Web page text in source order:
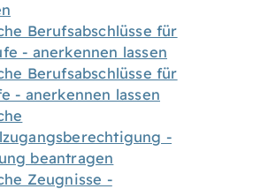
Berufsabschlüsse für
- anerkennen lassen
Berufsabschlüsse für
- anerkennen lassen
-
beantragen
Zeugnisse -